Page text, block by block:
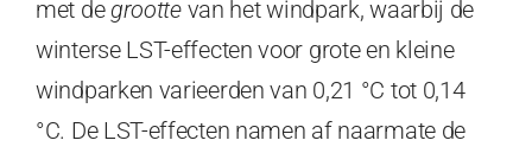
met degroottevan het windpark, waarbij de
winterse LST-effecten voor grote en kleine
windparken varieerden van 0,21 °C tot 0,14
°C. De LST-effecten namen af naarmate de